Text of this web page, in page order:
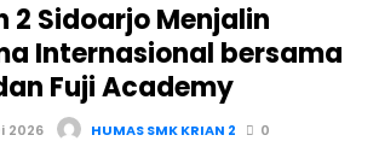
2 Sidoarjo Menjalin
Internasional bersama
Fuji Academy
2026 HUMAS SMK KRIAN 2 0